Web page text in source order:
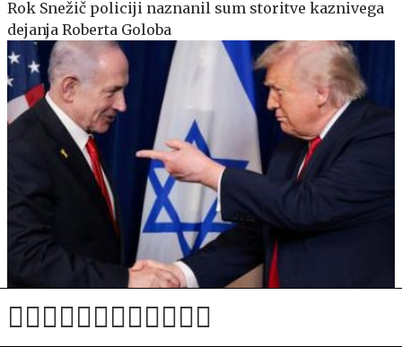
Rok Snežič policiji naznanil sum storitve kaznivega
dejanja Roberta Goloba
Netanjahu: Izrael ni privolil v načrt za Gazo, ki ga
podpirajo ZDA